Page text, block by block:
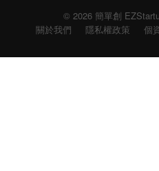
© 2026 簡單創
關於我們
隱私權政策 個